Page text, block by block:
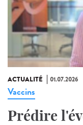
ACTUALITÉ 01.07.2026
Vaccins
Prédire